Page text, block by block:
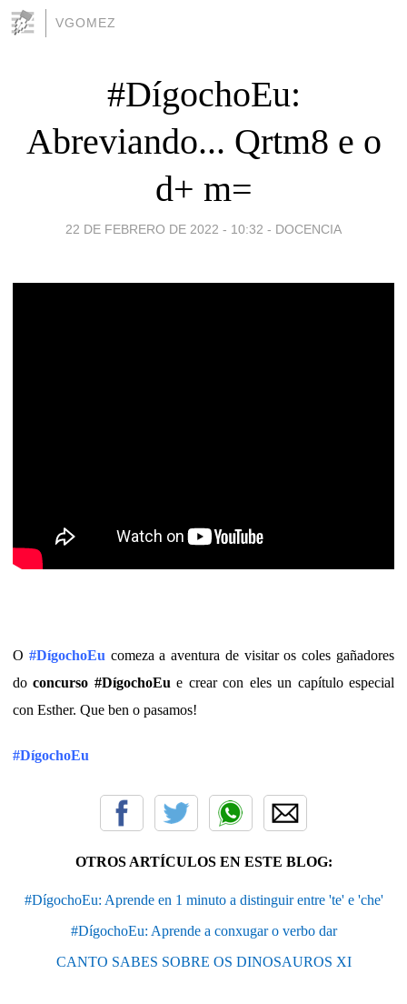
VGOMEZ
#DígochoEu:
Abreviando... Qrtm8 e o
d+ m=
22 DE FEBRERO DE 2022 - 10:32 - DOCENCIA
O #DígochoEu comeza a aventura de visitar os coles gañadores
doconcurso #DígochoEu e crear con eles un capítulo especial
con Esther. Que ben o pasamos!
#DígochoEu
OTROS ARTÍCULOS EN ESTE BLOG:
#DígochoEu: Aprende en 1 minuto a distinguir entre 'te' e 'che'
#DígochoEu: Aprende a conxugar o verbo dar
CANTO SABES SOBRE OS DINOSAUROS XI